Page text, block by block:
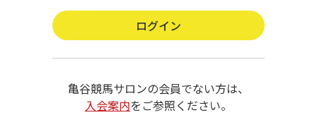
亀谷競馬サロンの会員でない方は、
入会案内をご参照ください。